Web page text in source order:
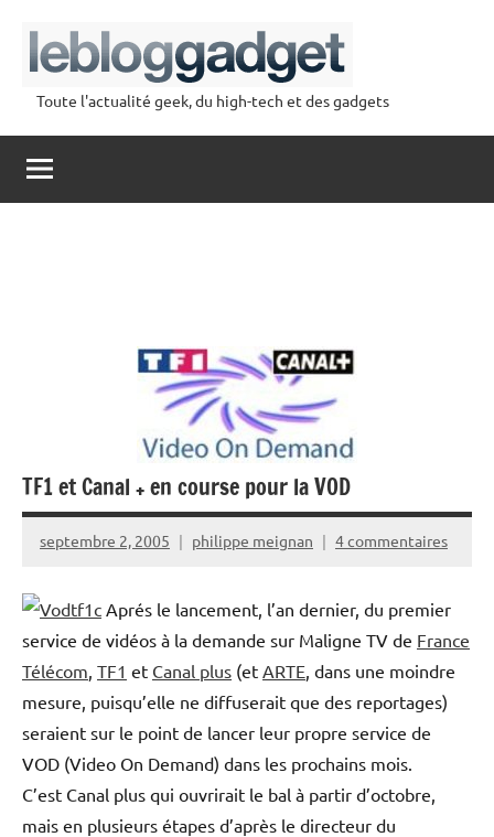
contenu
lebloggadget
Toute l'actualité geek, du high-tech et des gadgets
TF1 et Canal + en course pour la VOD
septembre 2, 2005 philippe meignan 4 commentaires
Aprés le lancement, l’an dernier, du premier
service de vidéos à la demande sur Maligne TV de France
Télécom TF1 et Canal plus (et ARTE , dans une moindre
mesure, puisqu’elle ne diffuserait que des reportages)
seraient sur le point de lancer leur propre service de
VOD (Video On Demand) dans les prochains mois.
C’est Canal plus qui ouvrirait le bal à partir d’octobre,
mais en plusieurs étapes d’après le directeur du